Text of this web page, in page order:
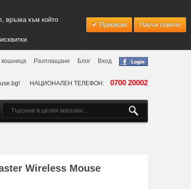
връзка към който
Приемам Научи повече
кошница Разплащане Блог Вход
НАЦИОНАЛЕН ТЕЛЕФОН: 0700 20002
Wireless Mouse